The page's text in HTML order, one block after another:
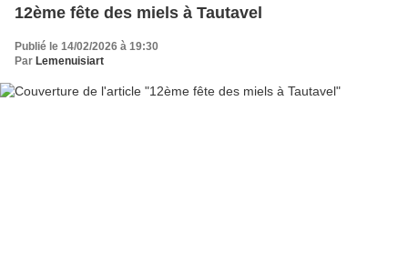
12ème fête des miels à Tautavel
Publié le 14/02/2026 à 19:30
Par Lemenuisiart